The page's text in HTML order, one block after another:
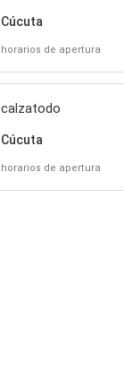
Cúcuta
horarios de apertura
calzatodo
Cúcuta
horarios de apertura